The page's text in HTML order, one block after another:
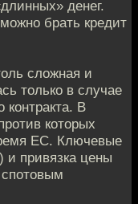
денег.
брать кредит
сложная и
только в случае
контракта. В
которых
ЕС. Ключевые
и привязка цены
спотовым